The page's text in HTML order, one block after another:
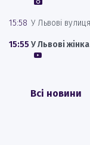
15:58 У Львові
15:55 У Львові
Всі новини